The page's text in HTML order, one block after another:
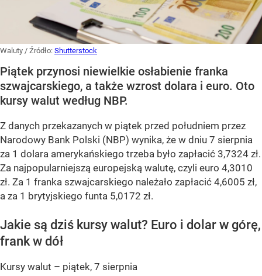
Waluty / Źródło: Shutterstock
Piątek przynosi niewielkie osłabienie franka
szwajcarskiego, a także wzrost dolara i euro. Oto
kursy walut według NBP.
Z danych przekazanych w piątek przed południem przez
Narodowy Bank Polski (NBP) wynika, że w dniu 7 sierpnia
za 1 dolara amerykańskiego trzeba było zapłacić 3,7324 zł.
Za najpopularniejszą europejską walutę, czyli euro 4,3010
zł. Za 1 franka szwajcarskiego należało zapłacić 4,6005 zł,
a za 1 brytyjskiego funta 5,0172 zł.
Jakie są dziś kursy walut? Euro i dolar w górę,
frank w dół
Kursy walut – piątek, 7 sierpnia